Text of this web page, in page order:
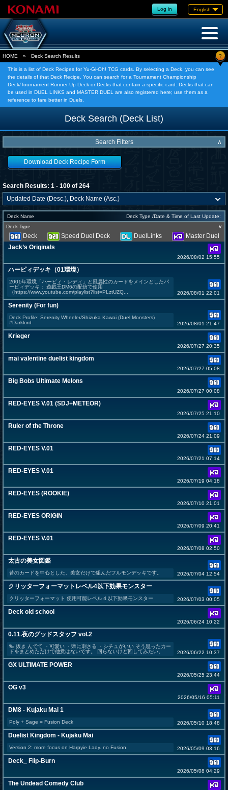
Log in English
HOME » Deck Search Results ?
This is a list of Deck Recipes for Yu-Gi-Oh! TCG cards. By selecting a Deck, you can see
the details of that Deck Recipe. You can search for a Tournament Championship
Deck/Tournament Runner-Up Deck or Decks that contain a specific card. Decks that can
be used in DUEL LINKS and MASTER DUEL are also registered here; use them as a
reference to fare better in Duels.
Deck Search (Deck List)
Search Filters ∧
Download Deck Recipe Form
Search Results: 1 - 100 of 264
Deck Name
Deck Type /Date & Time of Last Update:
Deck Type
∨
Deck Speed Duel Deck DuelLinks
Master Duel
Jack’s Originals
2026/08/02 15:55
ハーピィデッキ（01環境）
2001年環境「ハーピィ・レディ」と風属性のカードをメインとしたパ
ーピィデッキ： 遊戯王DM6の配信で使用
（https://www.youtube.com/playlist?list=PLztUZQ...
2026/08/01 22:01
Serenity (For fun)
Deck Profile: Serenity Wheeler/Shizuka Kawai (Duel Monsters)
#Darklord
2026/08/01 21:47
Krieger
2026/07/27 20:35
mai valentine duelist kingdom
2026/07/27 05:08
Big Bobs Ultimate Melons
2026/07/27 00:08
RED-EYES V.01 (SDJ+METEOR)
2026/07/25 21:10
Ruler of the Throne
2026/07/24 21:09
RED-EYES V.01
2026/07/21 07:14
RED-EYES V.01
2026/07/19 04:18
RED-EYES (ROOKIE)
2026/07/10 21:01
RED-EYES ORIGIN
2026/07/09 20:41
RED-EYES V.01
2026/07/08 02:50
太古の美女図鑑
昔のカードを中心とした、美女だけで組んだフルモンデッキです。 2026/07/04 12:54
クリッターフォーマットレベル4以下効果モンスター
クリッターフォーマット 使用可能レベル４以下効果モンスター 2026/07/03 00:05
Deck old school
2026/06/24 10:22
0.11.夜のグッドスタッフ vol.2
‰ 抜き んでて ・可愛い ・癖に刺さる ・シチュがいい そう思ったカー
ドをまとめただけで他意はないです。 回らないけど回してみたい。
2026/06/22 10:37
GX ULTIMATE POWER
2026/05/25 23:44
OG v3
2026/05/16 05:11
DM8 - Kujaku Mai 1
Poly + Sage = Fusion Deck 2026/05/10 18:48
Duelist Kingdom - Kujaku Mai
Version 2: more focus on Harpyie Lady. no Fusion. 2026/05/09 03:16
Deck_ Flip-Burn
2026/05/08 04:29
The Undead Comedy Club